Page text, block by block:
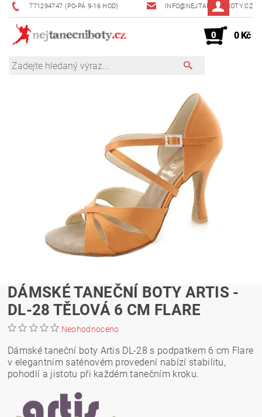
771294747 (PO-PÁ 9-16 HOD) INFO@NEJTANECNIBOTY.CZ
0 0 Kč
DÁMSKÉ TANEČNÍ BOTY ARTIS -
DL-28 TĚLOVÁ 6 CM FLARE
Neohodnoceno
Dámské taneční boty Artis DL-28 s podpatkem 6 cm Flare
v elegantním saténovém provedení nabízí stabilitu,
pohodlí a jistotu při každém tanečním kroku.